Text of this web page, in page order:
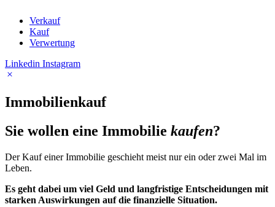
Verkauf
Kauf
Verwer­tung
Linkedin Instagram
Immo­bi­li­en­kauf
Sie wollen eine Immo­bilie kaufen?
Der Kauf einer Immo­bilie geschieht meist nur ein oder zwei Mal im
Leben.
Es geht dabei um viel Geld und lang­fris­tige Entschei­dungen mit
starken Auswir­kungen auf die finan­zi­elle Situa­tion.